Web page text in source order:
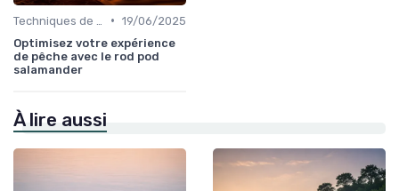
• 19/06/2025
Optimisez votre expérience
de pêche avec le rod pod
salamander
À lire aussi